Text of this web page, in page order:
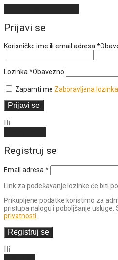
Prijavi se
Korisničko ime ili email adresa *
Lozinka *Obavezno
Zapamti me Zaboravljena
Prijavi se
Ili
Registruj se
Email adresa *
Link za podešavanje lozinke će biti
Prikupljene podatke koristimo za
pristupa nalogu i poboljšanje usluge.
privatnosti
Registruj se
Ili